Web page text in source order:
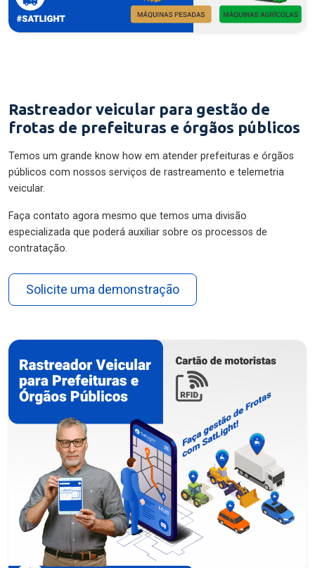
Rastreador veicular para gestão de
frotas de prefeituras e órgãos públicos
Temos um grande know how em atender prefeituras e órgãos
públicos com nossos serviços de rastreamento e telemetria
veicular.
Faça contato agora mesmo que temos uma divisão
especializada que poderá auxiliar sobre os processos de
contratação.
Solicite uma demonstração